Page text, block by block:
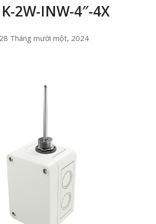
2W-INW-4″-4X
28 Tháng mười một, 2024